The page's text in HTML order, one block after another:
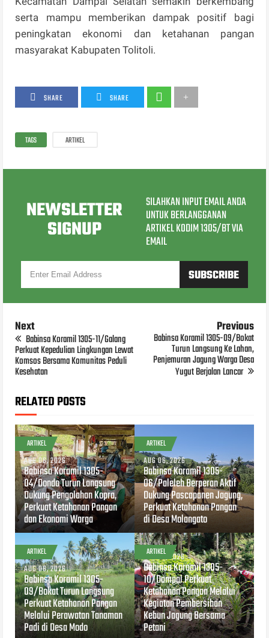
serta mampu memberikan dampak positif bagi
peningkatan ekonomi dan ketahanan pangan
masyarakat Kabupaten Tolitoli.
SHARE SHARE
TAGS ARTIKEL
NEWSLETTER
SIGNUP
SILAHKAN INPUT EMAIL ANDA
UNTUK BERLANGGANAN
ARTIKEL KODIM 1305/BT VIA
EMAIL
Next
Babinsa Koramil 1305-11/Galang
Perkuat Kepedulian Lingkungan Lewat
Komsos Bersama Komunitas Peduli
Kesehatan
Previous
Babinsa Koramil 1305-09/Bokat
Turun Langsung Ke Lahan,
Penjemuran Jagung Warga Desa
Yugut Berjalan Lancar
RELATED POSTS
ARTIKEL
AUG 06, 2026
Babinsa Koramil 1305-
04/Dondo Turun Langsung
Dukung Pengolahan Kopra,
Perkuat Ketahanan Pangan
dan Ekonomi Warga
ARTIKEL
AUG 06, 2026
Babinsa Koramil 1305-
06/Paleleh Berperan Aktif
Dukung Pascapanen Jagung,
Perkuat Ketahanan Pangan
di Desa Molangato
ARTIKEL
AUG 06, 2026
Babinsa Koramil 1305-
09/Bokat Turun Langsung
Perkuat Ketahanan Pangan
Melalui Perawatan Tanaman
Padi di Desa Modo
ARTIKEL
AUG 04, 2026
Babinsa Koramil 1305-
10/Dampal Perkuat
Ketahanan Pangan Melalui
Kegiatan Pembersihan
Kebun Jagung Bersama
Petani